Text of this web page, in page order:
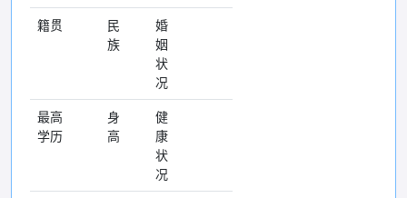
籍贯
民
族
婚
姻
状
况
最高
学历
身
高
健
康
状
况